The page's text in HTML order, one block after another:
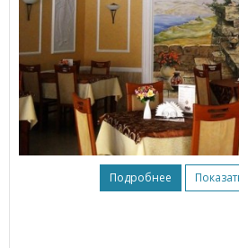
Подробнее